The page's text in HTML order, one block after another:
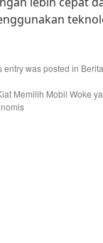
entry was posted in
Memilih Mobil Woke